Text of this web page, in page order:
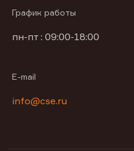
График работы
пн-пт : 09:00-18:00
E-mail
info@cse.ru